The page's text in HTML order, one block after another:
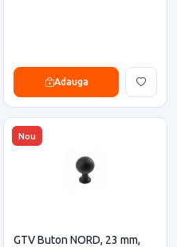
Adauga
Nou
GTV Buton NORD, 23 mm,